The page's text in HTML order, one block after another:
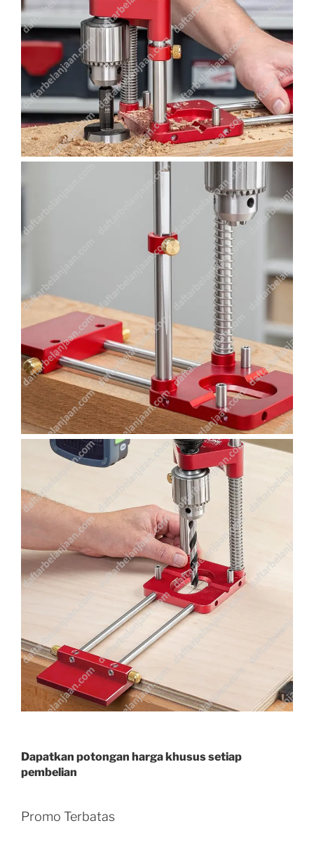
Dapatkan potongan harga khusus setiap
pembelian
Promo Terbatas